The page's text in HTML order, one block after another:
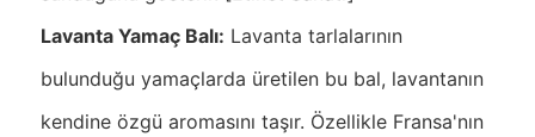
Lavanta Yamaç Balı: Lavanta tarlalarının
bulunduğu yamaçlarda üretilen bu bal, lavantanın
kendine özgü aromasını taşır. Özellikle Fransa'nın